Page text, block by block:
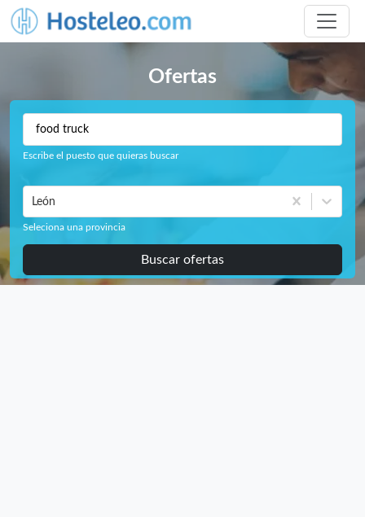
Ofertas
Escribe el puesto que quieras buscar
León
Seleciona una provincia
Buscar ofertas